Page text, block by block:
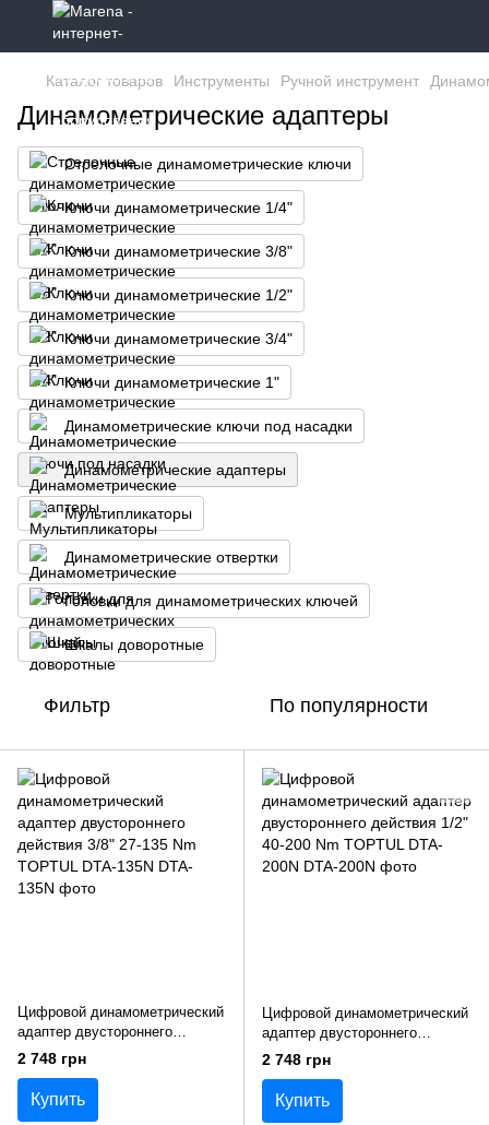
Каталог товаров Инструменты Ручной инструмент
Динамометрические адаптеры
Стрелочные динамометрические ключи
Ключи динамометрические 1/4"
Ключи динамометрические 3/8"
Ключи динамометрические 1/2"
Ключи динамометрические 3/4"
Ключи динамометрические 1"
Динамометрические ключи под насадки
Динамометрические адаптеры
Мультипликаторы
Динамометрические отвертки
Головки для динамометрических ключей
Шкалы доворотные
Фильтр По популярности
Цифровой динамометрический
адаптер двустороннего
действия 3/8" 27-135 Nm
TOPTUL DTA-135N
2 748 грн
Купить
Цифровой динамометрический
адаптер двустороннего
действия 1/2" 40-200 Nm
TOPTUL DTA-200N
2 748 грн
Купить